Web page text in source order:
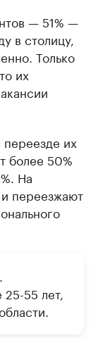
— 51% —
в столицу,
Только
их
их
более 50%
На
переезжают
55 лет,